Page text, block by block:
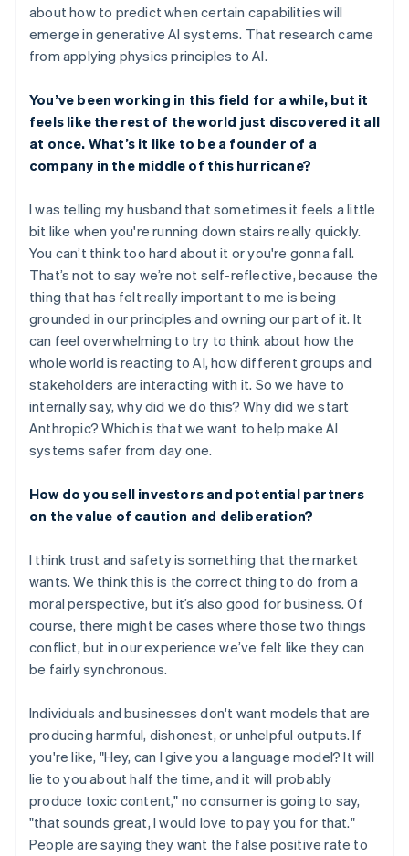
about how to predict when certain capabilities will
emerge in generative AI systems. That research came
from applying physics principles to AI.
You’ve been working in this field for a while, but it
feels like the rest of the world just discovered it all
at once. What’s it like to be a founder of a
company in the middle of this hurricane?
I was telling my husband that sometimes it feels a little
bit like when you're running down stairs really quickly.
You can’t think too hard about it or you're gonna fall.
That’s not to say we’re not self-reflective, because the
thing that has felt really important to me is being
grounded in our principles and owning our part of it. It
can feel overwhelming to try to think about how the
whole world is reacting to AI, how different groups and
stakeholders are interacting with it. So we have to
internally say, why did we do this? Why did we start
Anthropic? Which is that we want to help make AI
systems safer from day one.
How do you sell investors and potential partners
on the value of caution and deliberation?
I think trust and safety is something that the market
wants. We think this is the correct thing to do from a
moral perspective, but it’s also good for business. Of
course, there might be cases where those two things
conflict, but in our experience we’ve felt like they can
be fairly synchronous.
Individuals and businesses don't want models that are
producing harmful, dishonest, or unhelpful outputs. If
you're like, "Hey, can I give you a language model? It will
lie to you about half the time, and it will probably
produce toxic content," no consumer is going to say,
"that sounds great, I would love to pay you for that."
People are saying they want the false positive rate to